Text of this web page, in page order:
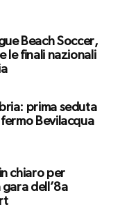
Beach Soccer,
le finali nazionali
prima seduta
Bevilacqua
chiaro per
dell’8a